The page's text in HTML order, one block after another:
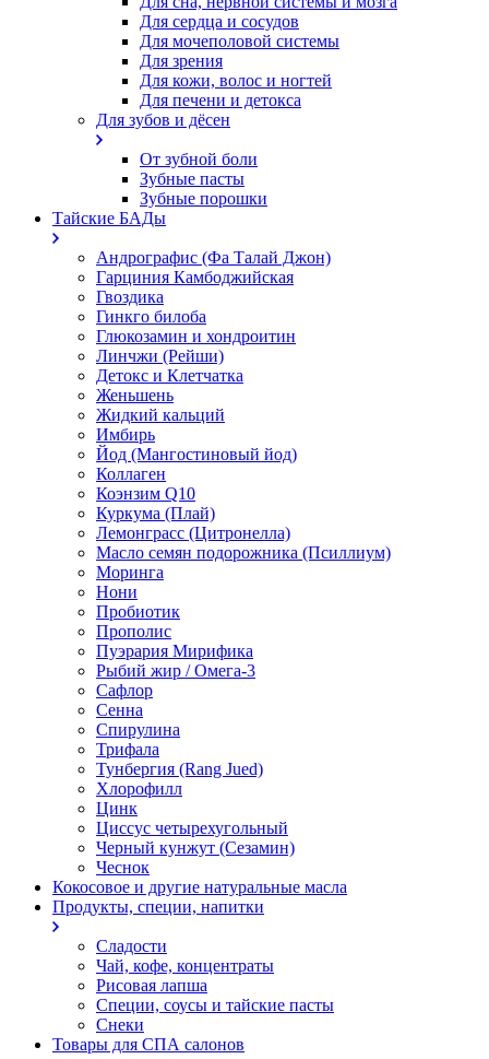
Для сердца и сосудов
Для мочеполовой системы
Для зрения
Для кожи, волос и ногтей
Для печени и детокса
Для зубов и дёсен
От зубной боли
Зубные пасты
Зубные порошки
Тайские БАДы
Андрографис (Фа Талай Джон)
Гарциния Камбоджийская
Гвоздика
Гинкго билоба
Глюкозамин и хондроитин
Линчжи (Рейши)
Детокс и Клетчатка
Женьшень
Жидкий кальций
Имбирь
Йод (Мангостиновый йод)
Коллаген
Коэнзим Q10
Куркума (Плай)
Лемонграсс (Цитронелла)
Масло семян подорожника (Псиллиум)
Моринга
Нони
Пробиотик
Прополис
Пуэрария Мирифика
Рыбий жир / Омега-3
Сафлор
Сенна
Спирулина
Трифала
Тунбергия (Rang Jued)
Хлорофилл
Цинк
Циссус четырехугольный
Черный кунжут (Сезамин)
Чеснок
Кокосовое и другие натуральные масла
Продукты, специи, напитки
Сладости
Чай, кофе, концентраты
Рисовая лапша
Специи, соусы и тайские пасты
Снеки
Товары для СПА салонов